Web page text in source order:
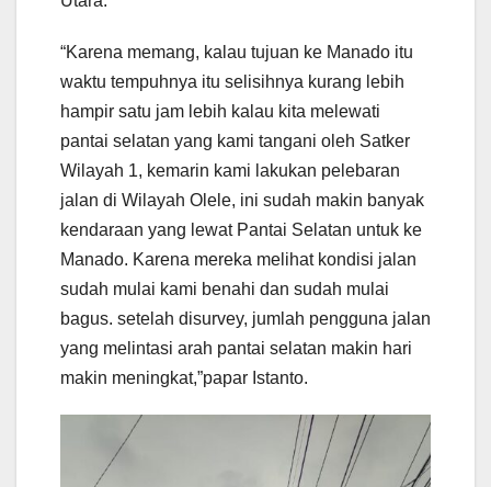
“Karena memang, kalau tujuan ke Manado itu
waktu tempuhnya itu selisihnya kurang lebih
hampir satu jam lebih kalau kita melewati
pantai selatan yang kami tangani oleh Satker
Wilayah 1, kemarin kami lakukan pelebaran
jalan di Wilayah Olele, ini sudah makin banyak
kendaraan yang lewat Pantai Selatan untuk ke
Manado. Karena mereka melihat kondisi jalan
sudah mulai kami benahi dan sudah mulai
bagus. setelah disurvey, jumlah pengguna jalan
yang melintasi arah pantai selatan makin hari
makin meningkat,”papar Istanto.